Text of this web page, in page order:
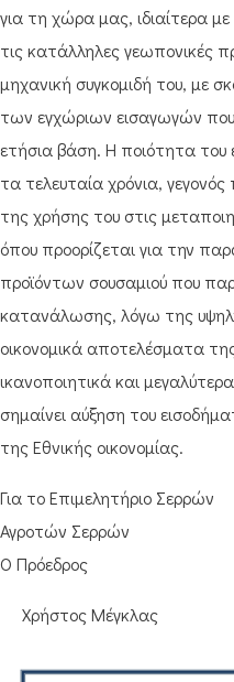
για τη χώρα μας, ιδιαίτερα με
τις κατάλληλες γεωπονικές
μηχανική συγκομιδή του, με
των εγχώριων εισαγωγών
ετήσια βάση. Η ποιότητα του
τα τελευταία χρόνια,
της χρήσης του στις
όπου προορίζεται για την
προϊόντων σουσαμιού που
κατανάλωσης, λόγω της
οικονομικά αποτελέσματα
ικανοποιητικά και
σημαίνει αύξηση του
της Εθνικής οικονομίας.
Για το Επιμελητήριο
Αγροτών Σερρών
Ο Πρόεδρος Ο
Χρήστος Μέγκλας